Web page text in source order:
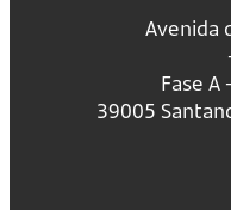
Avenida
Fase A
39005